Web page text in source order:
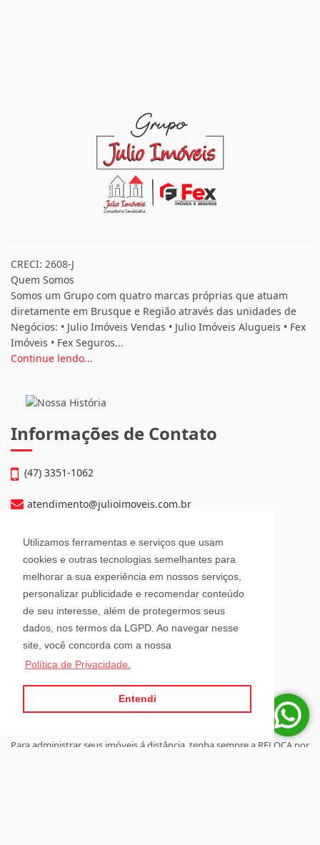
Utilizamos ferramentas e serviços que usam
cookies e outras tecnologias semelhantes para
melhorar a sua experiência em nossos serviços,
personalizar publicidade e recomendar conteúdo
de seu interesse, além de protegermos seus
dados, nos termos da LGPD. Ao navegar nesse
site, você concorda com a nossa
Política de Privacidade.
Entendi
CRECI: 2608-J
Quem Somos
Somos um Grupo com quatro marcas próprias que atuam
diretamente em Brusque e Região através das unidades de
Negócios: • Julio Imóveis Vendas • Julio Imóveis Alugueis • Fex
Imóveis • Fex Seguros...
Continue lendo...
Informações de Contato
(47) 3351-1062
atendimento@julioimoveis.com.br
Avenida Hugo Schlösser, 69, Jardim Maluche
CEP: 88354-300
Horário de Atendimento
Segunda a Sexta-Feira
08h00 - 12h00 e 13h30 - 18h00
Sábado
Para administrar seus imóveis á distância, tenha sempre a RELOCA por